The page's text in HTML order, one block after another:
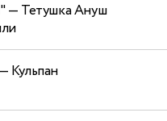
— Тетушка Ануш
— Кульпан